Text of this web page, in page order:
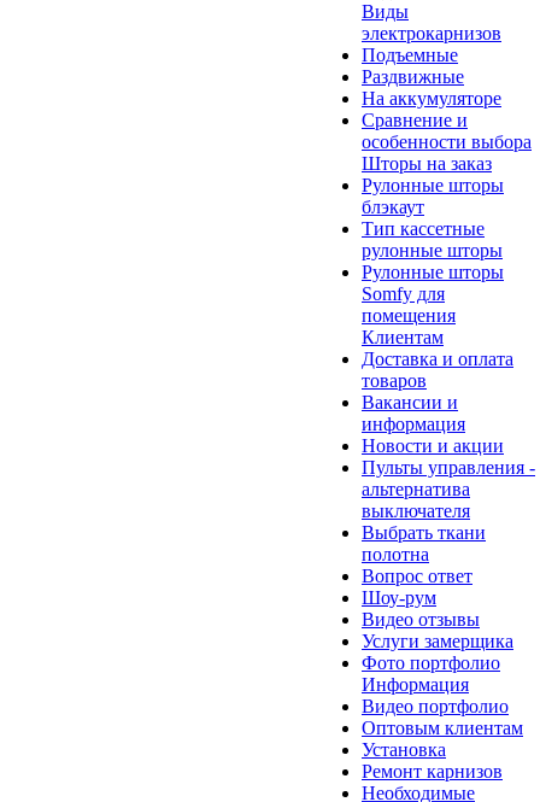
Виды
электрокарнизов
Подъемные
Раздвижные
На аккумуляторе
Сравнение и
особенности выбора
Шторы на заказ
Рулонные шторы
блэкаут
Тип кассетные
рулонные шторы
Рулонные шторы
Somfy для
помещения
Клиентам
Доставка и оплата
товаров
Вакансии и
информация
Новости и акции
Пульты управления -
альтернатива
выключателя
Выбрать ткани
полотна
Вопрос ответ
Шоу-рум
Видео отзывы
Услуги замерщика
Фото портфолио
Информация
Видео портфолио
Оптовым клиентам
Установка
Ремонт карнизов
Необходимые